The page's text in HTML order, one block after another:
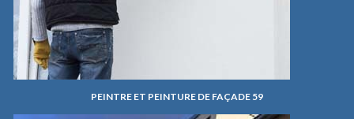
PEINTRE ET PEINTURE DE FAÇADE 59